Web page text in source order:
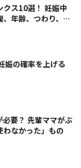
クス10選！ 妊娠中
年齢、つわり、胎
娠の確率を上げる
要？ 先輩ママがぶ
わなかった」もの